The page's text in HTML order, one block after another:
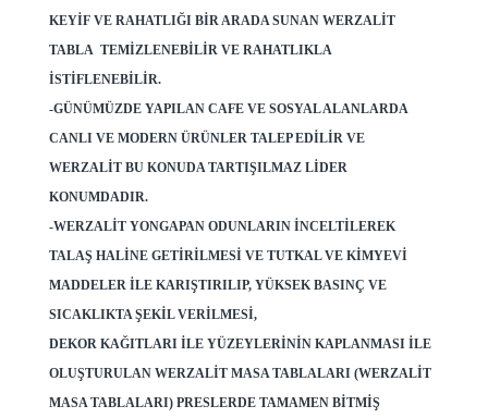
KEYIF VE RAHATLIĞI BIR ARADA SUNAN WERZALIT
TABLA TEMIZLENEBILIR VE RAHATLIKLA
ISTIFLENEBILIR.
-GÜNÜMÜZDE YAPILAN CAFE VE SOSYAL ALANLARDA
CANLI VE MODERN ÜRÜNLER TALEP EDILIR VE
WERZALIT BU KONUDA TARTIŞILMAZ LIDER
KONUMDADIR.
-WERZALIT YONGAPAN ODUNLARIN INCELTILEREK
TALAŞ HALINE GETIRILMESI VE TUTKAL VE KIMYEVI
MADDELER ILE KARIŞTIRILIP, YÜKSEK BASINÇ VE
SICAKLIKTA ŞEKIL VERILMESI,
DEKOR KAĞITLARI ILE YÜZEYLERININ KAPLANMASI ILE
OLUŞTURULAN WERZALIT MASA TABLALARI (WERZALIT
MASA TABLALARI) PRESLERDE TAMAMEN BITMIŞ